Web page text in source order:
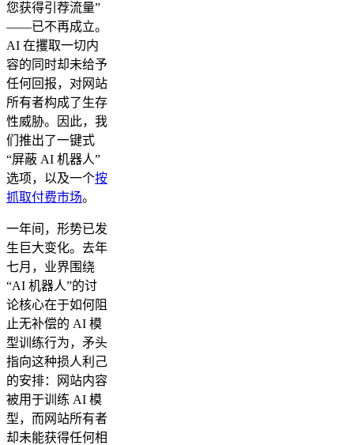
您获得引荐流量”
——已不再成立。
AI 在攫取一切内
容的同时却未给予
任何回报，对网站
所有者构成了生存
性威胁。因此，我
们推出了一键式
“屏蔽 AI 机器人”
选项，以及一个按
抓取付费市场。
一年间，形势已发
生巨大变化。去年
七月，业界围绕
“AI 机器人”的讨
论核心在于如何阻
止无补偿的 AI 模
型训练行为，矛头
指向这种损人利己
的安排：网站内容
被用于训练 AI 模
型，而网站所有者
却未能获得任何相